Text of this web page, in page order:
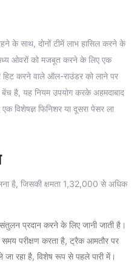
के साथ, दोनों टीमें लाभ हासिल करने के
ओवरों को मजबूत करने के लिए एक
करने वाले ऑल-राउंडर को लाने पर
है, यह नियम उपयोग करके अहमदाबाद
विशेषज्ञ फिनिशर या दूसरा पेसर ला
है, जिसकी क्षमता 1,32,000 से अधिक
प्रदान करने के लिए जानी जाती है।
समय परीक्षण करता है, ट्रैक आमतौर पर
रहा है, विशेष रूप से पहले पारी में।